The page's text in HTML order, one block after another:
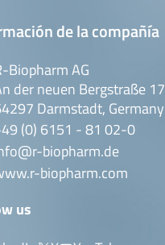
de la compañía
Biopharm AG
der neuen Bergstraße 17
Darmstadt, Germany
(0) 6151 - 81 02-0
biopharm.de
biopharm.com
us